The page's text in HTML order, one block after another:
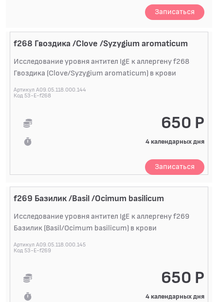
БАКТЕРИОЛОГИЧЕСКИЕ ИССЛЕДОВАНИЯ
БИОХИМИЧЕСКИЕ ИССЛЕДОВАНИЯ
БИОЛОГИЧЕСКИХ ЖИДКОСТЕЙ
ДИАГНОСТИЧЕСКИЕ ПРОФИЛИ ИССЛЕДОВАНИЙ
КОАГУЛОЛОГИЧЕСКИЕ ИССЛЕДОВАНИЯ
ПЦР-ДИАГНОСТИКА ИНФЕКЦИЙ
ЦИТОЛОГИЧЕСКИЕ ИССЛЕДОВАНИЯ
Записаться
f268 Гвоздика /Clove /Syzygium aromaticum
Исследование уровня антител IgE к аллергену f268
Гвоздика (Clove/Syzygium aromaticum) в крови
Артикул A09.05.118.000.144
Код 53-E-f268
650 Р
4 календарных дня
Записаться
f269 Базилик /Basil /Ocimum basilicum
Исследование уровня антител IgE к аллергену f269
Базилик (Basil/Ocimum basilicum) в крови
Артикул A09.05.118.000.145
Код 53-E-f269
650 Р
4 календарных дня